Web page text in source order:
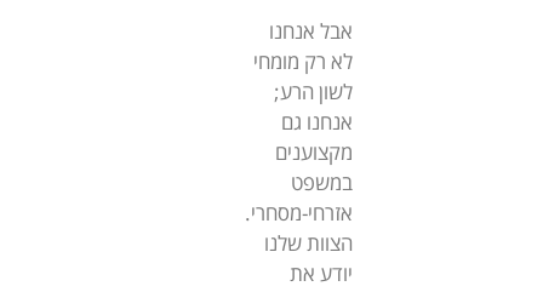
אבל אנחנו
לא רק מומחי
לשון הרע;
אנחנו גם
מקצוענים
במשפט
אזרחי-מסחרי.
הצוות שלנו
יודע את